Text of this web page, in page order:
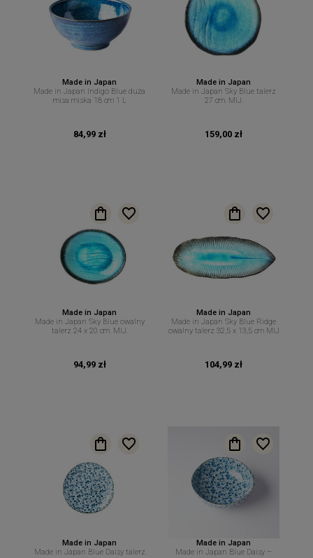
Made in Japan
Made in Japan Indigo Blue duża
misa miska 18 cm 1 L
84,99 zł
Made in Japan
Made in Japan Sky Blue talerz
27 cm. MIJ.
159,00 zł
Made in Japan
Made in Japan Sky Blue owalny
talerz 24 x 20 cm. MIJ.
94,99 zł
Made in Japan
Made in Japan Sky Blue Ridge
owalny talerz 32,5 x 13,5 cm MIJ
104,99 zł
Made in Japan
Made in Japan Blue Daisy talerz
Made in Japan
Made in Japan Blue Daisy –